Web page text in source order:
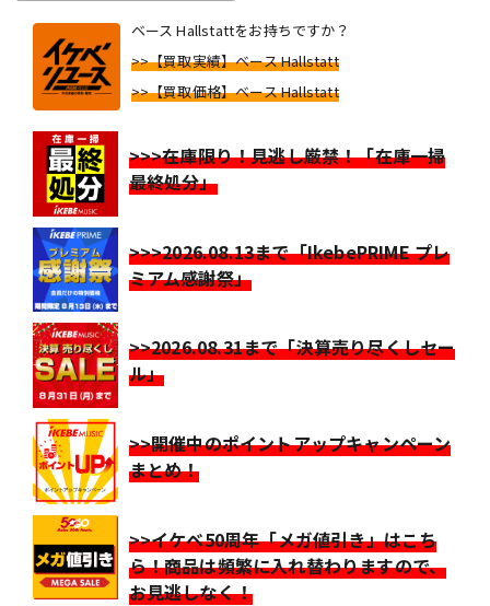
ベース Hallstattをお持ちですか？
>>【買取実績】ベース Hallstatt
>>【買取価格】ベース Hallstatt
>>>在庫限り！見逃し厳禁！「在庫一掃
最終処分」
>>>2026.08.13まで「IkebePRIME プレ
ミアム感謝祭」
>>2026.08.31まで「決算売り尽くしセー
ル」
>>開催中のポイントアップキャンペーン
まとめ！
>>イケベ50周年「メガ値引き」はこち
ら！商品は頻繁に入れ替わりますので、
お見逃しなく！